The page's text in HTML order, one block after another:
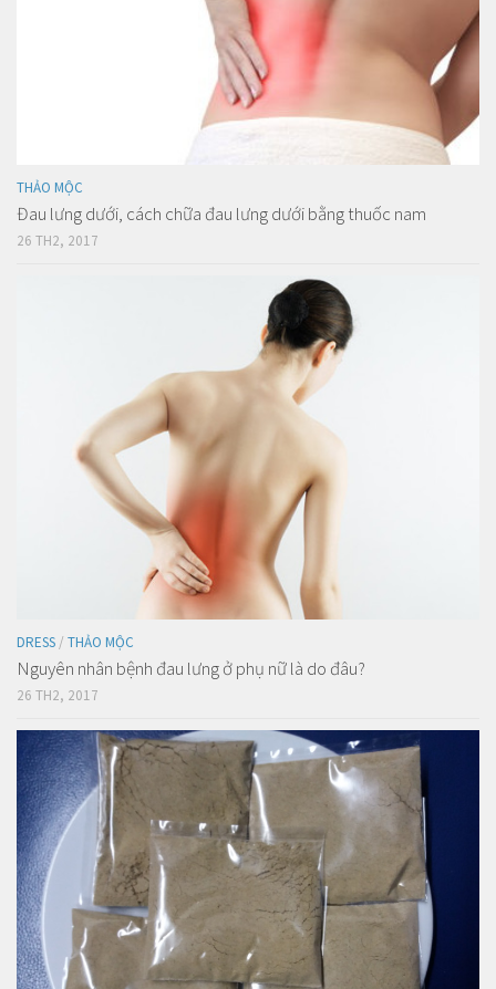
THẢO MỘC
Đau lưng dưới, cách chữa đau lưng dưới bằng thuốc nam
26 TH2, 2017
DRESS / THẢO MỘC
Nguyên nhân bệnh đau lưng ở phụ nữ là do đâu?
26 TH2, 2017